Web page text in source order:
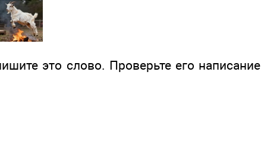
это слово. Проверьте его написание